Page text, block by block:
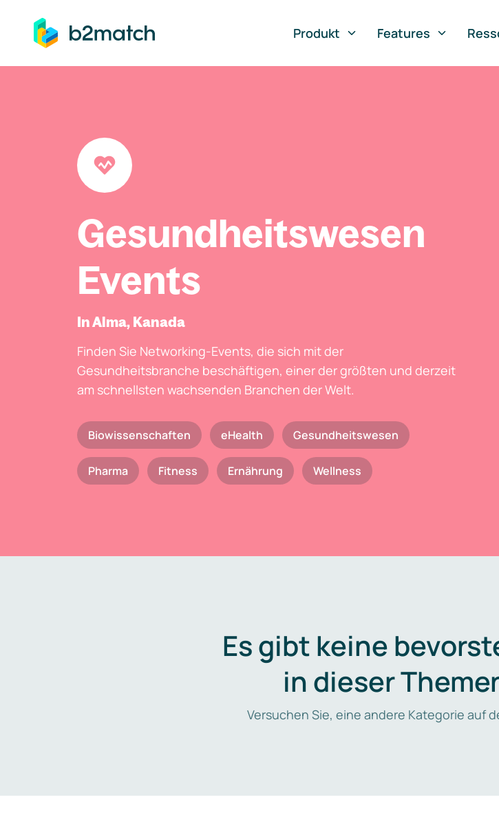
springen
Produkt
Features
Gesundheitswesen
Events
In Alma, Kanada
Finden Sie Networking-Events, die sich mit der
Gesundheitsbranche beschäftigen, einer der größten und derzeit
am schnellsten wachsenden Branchen der Welt.
Biowissenschaften eHealth Gesundheitswesen
Pharma Fitness Ernährung Wellness
Es gibt keine
in dieser
Versuchen Sie, eine andere Kategorie auf